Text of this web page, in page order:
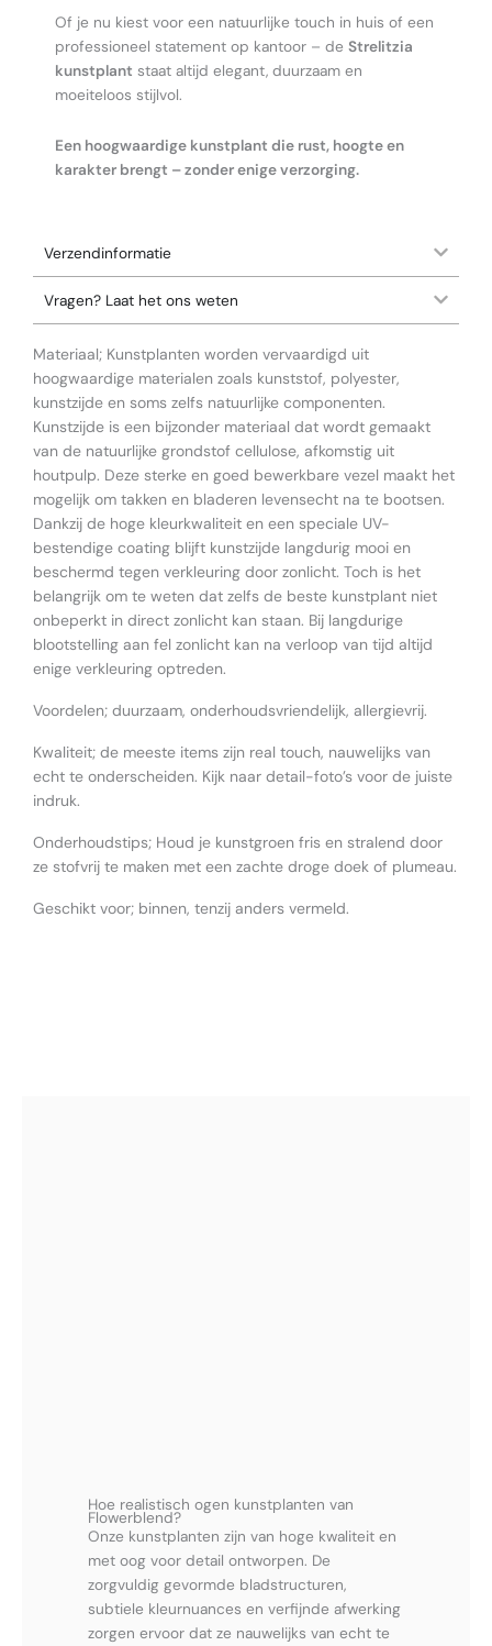
Of je nu kiest voor een natuurlijke touch in huis of een
professioneel statement op kantoor – de Strelitzia
kunstplant staat altijd elegant, duurzaam en
moeiteloos stijlvol.
Een hoogwaardige kunstplant die rust, hoogte en
karakter brengt – zonder enige verzorging.
Verzendinformatie
Vragen? Laat het ons weten
Materiaal; Kunstplanten worden vervaardigd uit
hoogwaardige materialen zoals kunststof, polyester,
kunstzijde en soms zelfs natuurlijke componenten.
Kunstzijde is een bijzonder materiaal dat wordt gemaakt
van de natuurlijke grondstof cellulose, afkomstig uit
houtpulp. Deze sterke en goed bewerkbare vezel maakt het
mogelijk om takken en bladeren levensecht na te bootsen.
Dankzij de hoge kleurkwaliteit en een speciale UV-
bestendige coating blijft kunstzijde langdurig mooi en
beschermd tegen verkleuring door zonlicht. Toch is het
belangrijk om te weten dat zelfs de beste kunstplant niet
onbeperkt in direct zonlicht kan staan. Bij langdurige
blootstelling aan fel zonlicht kan na verloop van tijd altijd
enige verkleuring optreden.
Voordelen; duurzaam, onderhoudsvriendelijk, allergievrij.
Kwaliteit; de meeste items zijn real touch, nauwelijks van
echt te onderscheiden. Kijk naar detail-foto’s voor de juiste
indruk.
Onderhoudstips; Houd je kunstgroen fris en stralend door
ze stofvrij te maken met een zachte droge doek of plumeau.
Geschikt voor; binnen, tenzij anders vermeld.
Hoe realistisch ogen kunstplanten van
Flowerblend?
Onze kunstplanten zijn van hoge kwaliteit en
met oog voor detail ontworpen. De
zorgvuldig gevormde bladstructuren,
subtiele kleurnuances en verfijnde afwerking
zorgen ervoor dat ze nauwelijks van echt te